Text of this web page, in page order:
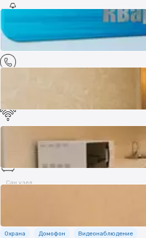
Полностью меблирована
Оптика
Сан.узел
Охрана Домофон Видеонаблюдение